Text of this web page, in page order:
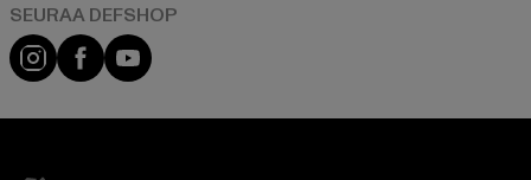
Visit our Instagram page:
Visit our Facebook page:
Visit our YouTube channel: